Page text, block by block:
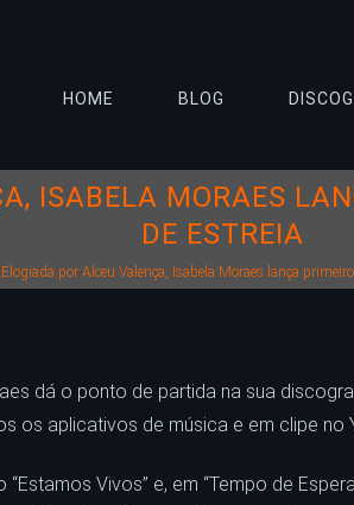
HOME BLOG
ISABELA MORAES
DE ESTREIA
Elogiada por Alceu Valença, Isabela Moraes lança
dá o ponto de partida na sua
os aplicativos de música e em clipe no
Vivos” e, em “Tempo de